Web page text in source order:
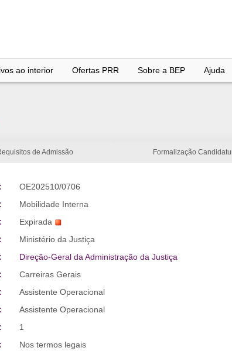
ao interior Ofertas PRR Sobre a BEP Ajuda
de Admissão Formalização
OE202510/0706
Mobilidade Interna
Expirada
Ministério da Justiça
Direção-Geral da Administração da Justiça
Carreiras Gerais
Assistente Operacional
Assistente Operacional
1
Nos termos legais